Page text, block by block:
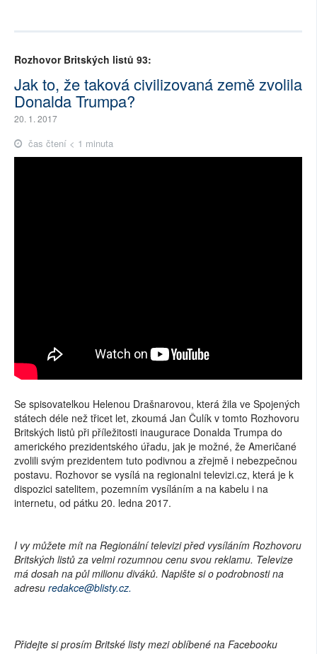
Rozhovor Britských listů 93:
Jak to, že taková civilizovaná země zvolila
Donalda Trumpa?
20. 1. 2017
čas čtení < 1 minuta
Se spisovatelkou Helenou Drašnarovou, která žila ve Spojených
státech déle než třicet let, zkoumá Jan Čulík v tomto Rozhovoru
Britských listů při příležitosti inaugurace Donalda Trumpa do
amerického prezidentského úřadu, jak je možné, že Američané
zvolili svým prezidentem tuto podivnou a zřejmě i nebezpečnou
postavu. Rozhovor se vysílá na regionalni televizi.cz, která je k
dispozici satelitem, pozemním vysíláním a na kabelu i na
internetu, od pátku 20. ledna 2017.
I vy můžete mít na Regionální televizi před vysíláním Rozhovoru
Britských listů za velmi rozumnou cenu svou reklamu. Televize
má dosah na půl milionu diváků. Napište si o podrobnosti na
adresu redakce@blisty.cz.
Přidejte si prosím Britské listy mezi oblíbené na Facebooku